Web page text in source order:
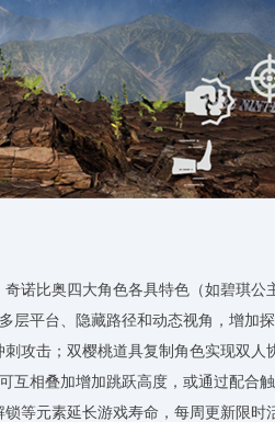
诺比奥四大角色各具特色（如碧琪公
平台、隐藏路径和动态视角，增加探
攻击；双樱桃道具复制角色实现双人
相叠加增加跳跃高度，或通过配合触
等元素延长游戏寿命，每周更新限时